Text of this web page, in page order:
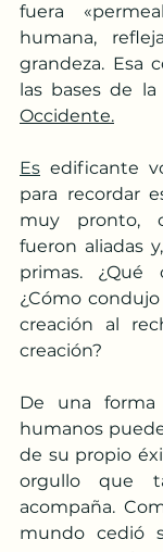
fuera
humana,
grandeza. Esa
Occidente.
Es edificante
para recordar
muy pronto,
fueron aliadas
primas. ¿Qué
¿Cómo
creación al
creación?
De una forma
humanos
de su propio
orgullo que
acompaña.
mundo cedió